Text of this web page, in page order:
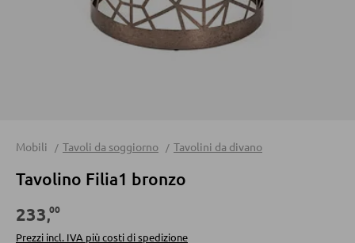
Divani
Divani letto
Mobili Tavoli da soggiorno Tavolini da divano
Tavolino Filia1 bronzo
233,00
Prezzi incl. IVA più costi di spedizione